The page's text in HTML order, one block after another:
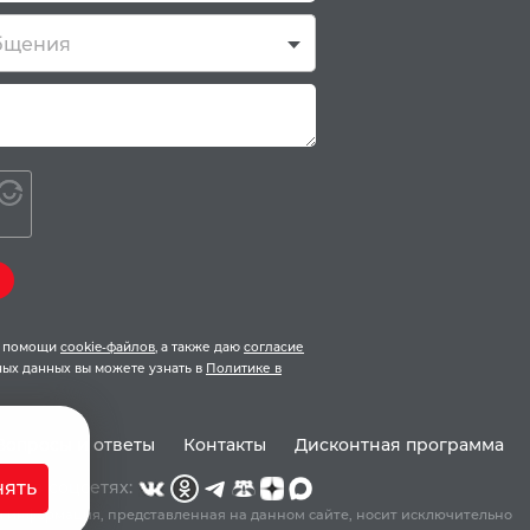
помощи cookie-файлов, а также даю согласие
данных вы можете узнать в Политике в
и ответы Контакты
Дисконтная программа
Мы в соцсетях:
представленная на данном сайте, носит исключительно